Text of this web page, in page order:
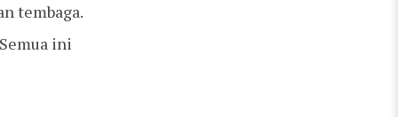
tembaga.
ini